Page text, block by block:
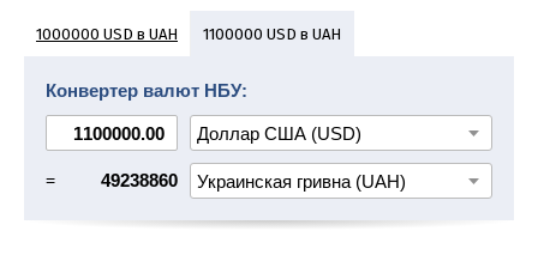
1000000 USD в UAH 1100000 USD в UAH
1400000 USD в UAH 1500000 USD в UAH
1600000 USD в UAH
Конвертер валют НБУ:
= 49238860